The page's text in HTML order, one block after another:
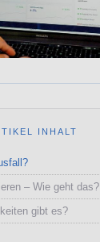
INHALT
– Wie geht das?
gibt es?